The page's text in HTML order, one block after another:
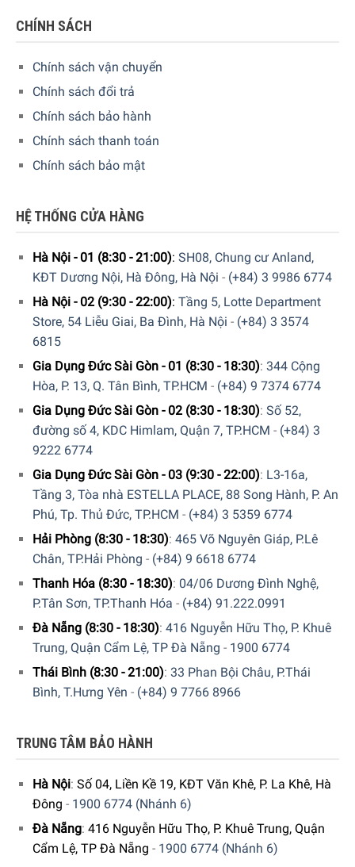
CHÍNH SÁCH
Chính sách vận chuyển
Chính sách đổi trả
Chính sách bảo hành
Chính sách thanh toán
Chính sách bảo mật
HỆ THỐNG CỬA HÀNG
Hà Nội - 01 (8:30 - 21:00): SH08, Chung cư Anland,
KĐT Dương Nội, Hà Đông, Hà Nội - (+84) 3 9986 6774
Hà Nội - 02 (9:30 - 22:00): Tầng 5, Lotte Department
Store, 54 Liễu Giai, Ba Đình, Hà Nội - (+84) 3 3574
6815
Gia Dụng Đức Sài Gòn - 01 (8:30 - 18:30): 344 Cộng
Hòa, P. 13, Q. Tân Bình, TP.HCM - (+84) 9 7374 6774
Gia Dụng Đức Sài Gòn - 02 (8:30 - 18:30): Số 52,
đường số 4, KDC Himlam, Quận 7, TP.HCM - (+84) 3
9222 6774
Gia Dụng Đức Sài Gòn - 03 (9:30 - 22:00): L3-16a,
Tầng 3, Tòa nhà ESTELLA PLACE, 88 Song Hành, P. An
Phú, Tp. Thủ Đức, TP.HCM - (+84) 3 5359 6774
Hải Phòng (8:30 - 18:30): 465 Võ Nguyên Giáp, P.Lê
Chân, TP.Hải Phòng - (+84) 9 6618 6774
Thanh Hóa (8:30 - 18:30): 04/06 Dương Đình Nghệ,
P.Tân Sơn, TP.Thanh Hóa - (+84) 91.222.0991
Đà Nẵng (8:30 - 18:30): 416 Nguyễn Hữu Thọ, P. Khuê
Trung, Quận Cẩm Lệ, TP Đà Nẵng - 1900 6774
Thái Bình (8:30 - 21:00): 33 Phan Bội Châu, P.Thái
Bình, T.Hưng Yên - (+84) 9 7766 8966
TRUNG TÂM BẢO HÀNH
Hà Nội: Số 04, Liền Kề 19, KĐT Văn Khê, P. La Khê, Hà
Đông - 1900 6774 (Nhánh 6)
Đà Nẵng: 416 Nguyễn Hữu Thọ, P. Khuê Trung, Quận
Cẩm Lệ, TP Đà Nẵng - 1900 6774 (Nhánh 6)